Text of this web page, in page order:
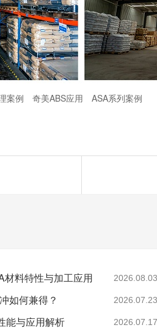
案例 奇美ABS应用
ASA系列案例
料特性与加工应用 2026.08.03
如何兼得？ 2026.07.23
能与应用解析 2026.07.17